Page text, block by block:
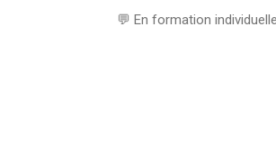
💬 En formation individuelle